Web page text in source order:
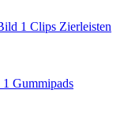
Clips Zierleisten
Gummipads